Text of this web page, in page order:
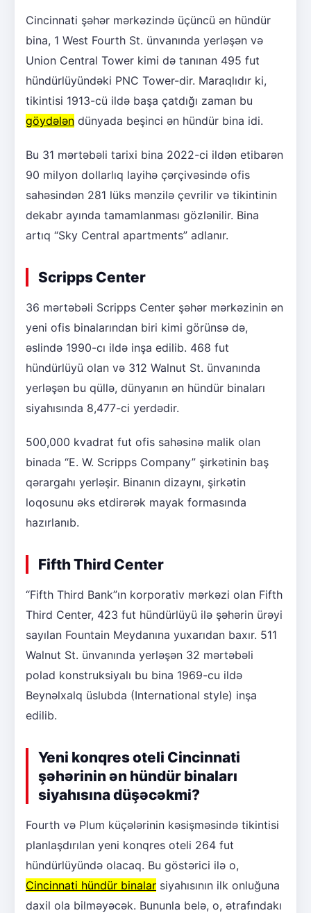
Cincinnati şəhər mərkəzində üçüncü ən hündür
bina, 1 West Fourth St. ünvanında yerləşən və
Union Central Tower kimi də tanınan 495 fut
hündürlüyündəki PNC Tower-dir. Maraqlıdır ki,
tikintisi 1913-cü ildə başa çatdığı zaman bu
göydələn dünyada beşinci ən hündür bina idi.
Bu 31 mərtəbəli tarixi bina 2022-ci ildən etibarən
90 milyon dollarlıq layihə çərçivəsində ofis
sahəsindən 281 lüks mənzilə çevrilir və tikintinin
dekabr ayında tamamlanması gözlənilir. Bina
artıq “Sky Central apartments” adlanır.
Scripps Center
36 mərtəbəli Scripps Center şəhər mərkəzinin ən
yeni ofis binalarından biri kimi görünsə də,
əslində 1990-cı ildə inşa edilib. 468 fut
hündürlüyü olan və 312 Walnut St. ünvanında
yerləşən bu qüllə, dünyanın ən hündür binaları
siyahısında 8,477-ci yerdədir.
500,000 kvadrat fut ofis sahəsinə malik olan
binada “E. W. Scripps Company” şirkətinin baş
qərargahı yerləşir. Binanın dizaynı, şirkətin
loqosunu əks etdirərək mayak formasında
hazırlanıb.
Fifth Third Center
“Fifth Third Bank”ın korporativ mərkəzi olan Fifth
Third Center, 423 fut hündürlüyü ilə şəhərin ürəyi
sayılan Fountain Meydanına yuxarıdan baxır. 511
Walnut St. ünvanında yerləşən 32 mərtəbəli
polad konstruksiyalı bu bina 1969-cu ildə
Beynəlxalq üslubda (International style) inşa
edilib.
Yeni konqres oteli Cincinnati
şəhərinin ən hündür binaları
siyahısına düşəcəkmi?
Fourth və Plum küçələrinin kəsişməsində tikintisi
planlaşdırılan yeni konqres oteli 264 fut
hündürlüyündə olacaq. Bu göstərici ilə o,
Cincinnati hündür binalar siyahısının ilk onluğuna
daxil ola bilməyəcək. Bununla belə, o, ətrafındakı